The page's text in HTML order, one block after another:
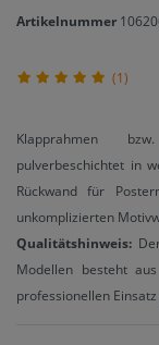
Artikelnummer
(1)
Klapprahmen
pulverbeschichtet in
Rückwand für
unkomplizierten
Qualitätshinweis:
Modellen besteht
professionellen